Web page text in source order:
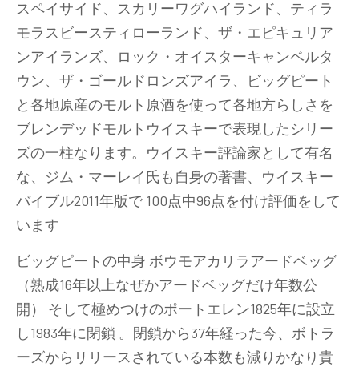
スペイサイド、スカリーワグハイランド、ティラ
モラスビースティローランド、ザ・エピキュリア
ンアイランズ、ロック・オイスターキャンベルタ
ウン、ザ・ゴールドロンズアイラ、ビッグピート
と各地原産のモルト原酒を使って各地方らしさを
ブレンデッドモルトウイスキーで表現したシリー
ズの一柱なります。ウイスキー評論家として有名
な、ジム・マーレイ氏も自身の著書、ウイスキー
バイブル2011年版で 100点中96点を付け評価をして
います
ビッグピートの中身 ボウモアカリラアードベッグ
（熟成16年以上なぜかアードベッグだけ年数公
開） そして極めつけのポートエレン1825年に設立
し1983年に閉鎖 。閉鎖から37年経った今、ボトラ
ーズからリリースされている本数も減りかなり貴